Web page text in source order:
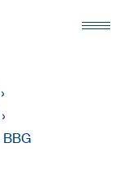
›
›
BBG